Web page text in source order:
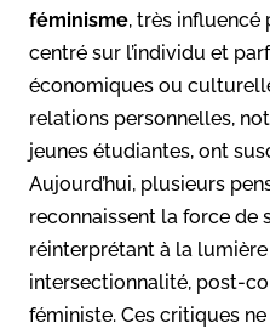
féminisme, très influencé
centré sur l’individu et
économiques ou
relations personnelles,
jeunes étudiantes, ont
Aujourd’hui, plusieurs
reconnaissent la force de
réinterprétant à la
intersectionnalité, post-
féministe. Ces critiques